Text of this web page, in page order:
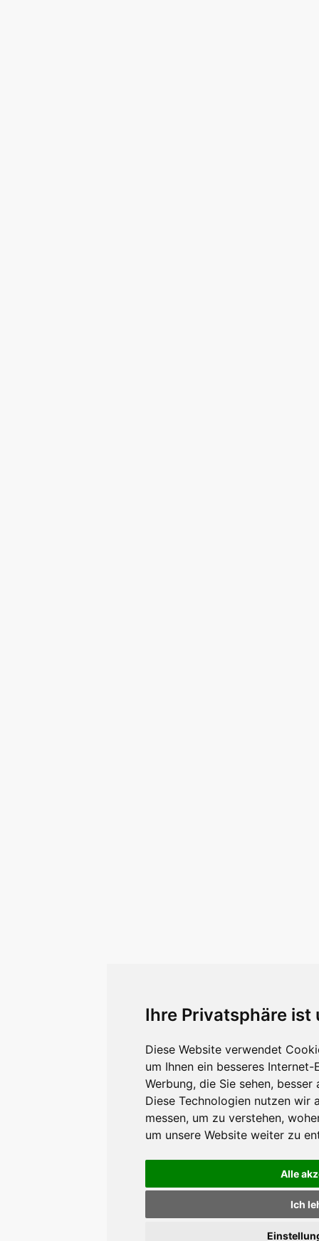
Ihre Privatsphäre ist
Diese Website verwendet
um Ihnen ein besseres
Werbung, die Sie sehen,
Diese Technologien nutzen wir
messen, um zu verstehen,
um unsere Website weiter zu
Alle
Ich